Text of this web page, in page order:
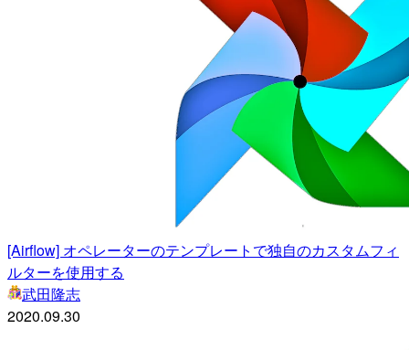
[Airflow] オペレーターのテンプレートで独自のカスタムフィ
ルターを使用する
武田隆志
2020.09.30